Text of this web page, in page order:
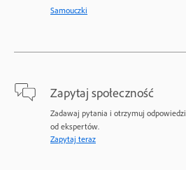
Samouczki
Zapytaj społeczność
Zadawaj pytania i otrzymuj odpowiedzi
od ekspertów.
Zapytaj teraz